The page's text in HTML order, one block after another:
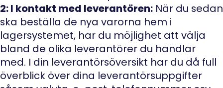
2: I kontakt med leverantören: När du sedan
ska beställa de nya varorna hem i
lagersystemet, har du möjlighet att välja
bland de olika leverantörer du handlar
med. I din leverantörsöversikt har du då full
överblick över dina leverantörsuppgifter